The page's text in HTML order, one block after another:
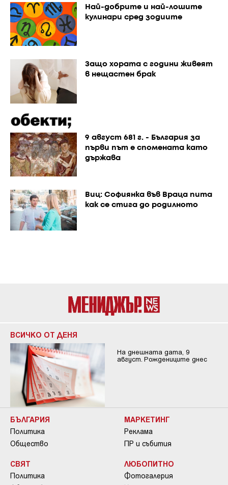
Най-добрите и най-лошите
кулинари сред зодиите
Защо хората с години живеят
в нещастен брак
9 август 681 г. - България за
първи път е спомената като
държава
Виц: Софиянка във Враца пита
как се стига до родилното
ВСИЧКО ОТ ДЕНЯ
На днешната дата, 9
август. Рождениците днес
БЪЛГАРИЯ
Политика
Общество
СВЯТ
Политика
МАРКЕТИНГ
Реклама
ПР и събития
ЛЮБОПИТНО
Фотогалерия